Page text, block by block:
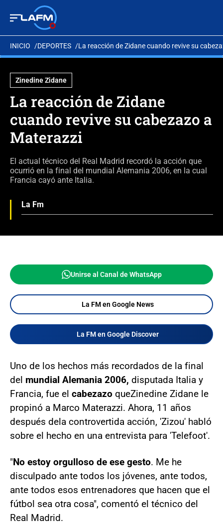
INICIO DEPORTES La reacción de Zidane cuando revive su
Zinedine Zidane
La reacción de Zidane
cuando revive su cabezazo a
Materazzi
El actual técnico del Real Madrid recordó la acción que
ocurrió en la final del mundial Alemania 2006, en la cual
Francia cayó ante Italia.
La Fm
Unirse al Canal de WhatsApp
La FM en Google News
La FM en Google Discover
Uno de los hechos más recordados de la final
del mundial Alemania 2006, disputada Italia y
Francia, fue el cabezazo queZinedine Zidane le
propinó a Marco Materazzi. Ahora, 11 años
después dela controvertida acción, 'Zizou' habló
sobre el hecho en una entrevista para 'Telefoot'.
"No estoy orgulloso de ese gesto. Me he
disculpado ante todos los jóvenes, ante todos,
ante todos esos entrenadores que hacen que el
fútbol sea otra cosa", comentó el técnico del
Real Madrid.